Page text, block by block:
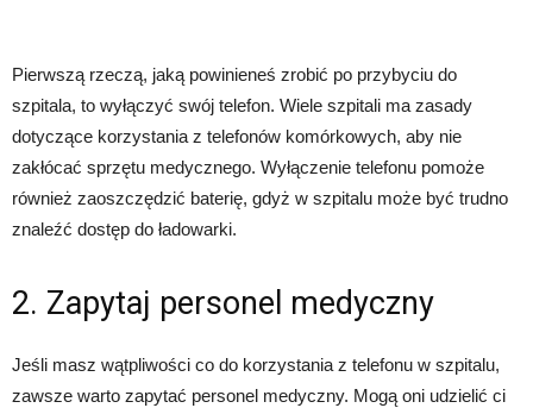
Pierwszą rzeczą, jaką powinieneś zrobić po przybyciu do
szpitala, to wyłączyć swój telefon. Wiele szpitali ma zasady
dotyczące korzystania z telefonów komórkowych, aby nie
zakłócać sprzętu medycznego. Wyłączenie telefonu pomoże
również zaoszczędzić baterię, gdyż w szpitalu może być trudno
znaleźć dostęp do ładowarki.
2. Zapytaj personel medyczny
Jeśli masz wątpliwości co do korzystania z telefonu w szpitalu,
zawsze warto zapytać personel medyczny. Mogą oni udzielić ci